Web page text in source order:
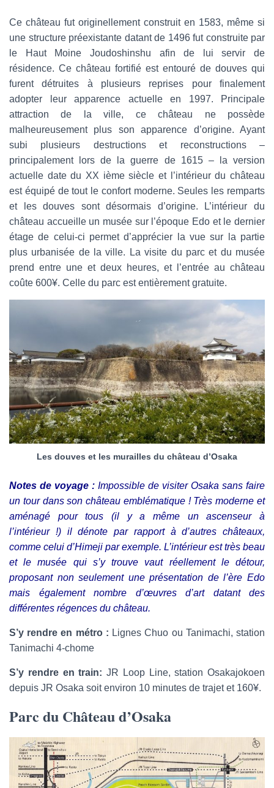
Ce château fut originellement construit en 1583, même si
une structure préexistante datant de 1496 fut construite par
le Haut Moine Joudoshinshu afin de lui servir de
résidence. Ce château fortifié est entouré de douves qui
furent détruites à plusieurs reprises pour finalement
adopter leur apparence actuelle en 1997. Principale
attraction de la ville, ce château ne possède
malheureusement plus son apparence d’origine. Ayant
subi plusieurs destructions et reconstructions –
principalement lors de la guerre de 1615 – la version
actuelle date du XX ième siècle et l’intérieur du château
est équipé de tout le confort moderne. Seules les remparts
et les douves sont désormais d’origine. L’intérieur du
château accueille un musée sur l’époque Edo et le dernier
étage de celui-ci permet d’apprécier la vue sur la partie
plus urbanisée de la ville. La visite du parc et du musée
prend entre une et deux heures, et l’entrée au château
coûte 600¥. Celle du parc est entièrement gratuite.
Les douves et les murailles du château d’Osaka
Notes de voyage : Impossible de visiter Osaka sans faire
un tour dans son château emblématique ! Très moderne et
aménagé pour tous (il y a même un ascenseur à
l’intérieur !) il dénote par rapport à d’autres châteaux,
comme celui d’Himeji par exemple. L’intérieur est très beau
et le musée qui s’y trouve vaut réellement le détour,
proposant non seulement une présentation de l’ère Edo
mais également nombre d’œuvres d’art datant des
différentes régences du château.
S’y rendre en métro : Lignes Chuo ou Tanimachi, station
Tanimachi 4-chome
S’y rendre en train: JR Loop Line, station Osakajokoen
depuis JR Osaka soit environ 10 minutes de trajet et 160¥.
Parc du Château d’Osaka